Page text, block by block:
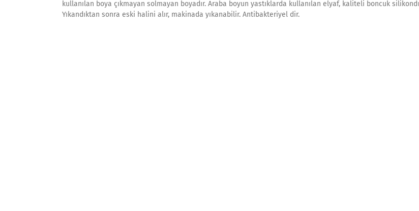
kullanılan boya çıkmayan solmayan boyadır. Araba boyun yastıklarda kullanılan elyaf, kaliteli boncuk
Yıkandıktan sonra eski halini alır, makinada yıkanabilir. Antibakteriyel dir.